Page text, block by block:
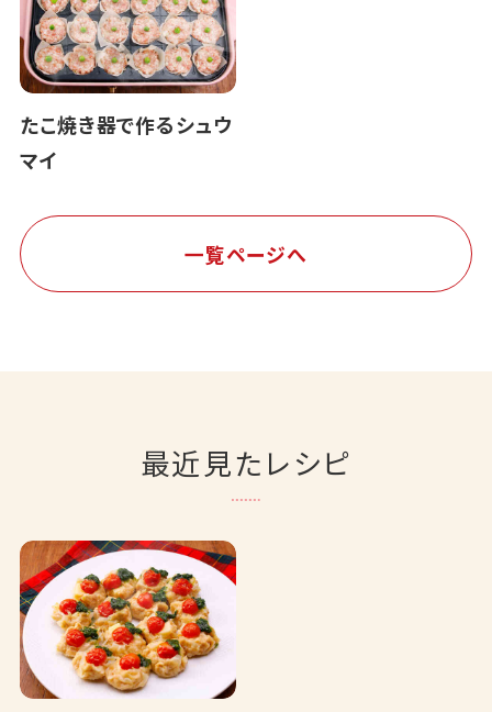
たこ焼き器で作るシュウ
マイ
一覧ページへ
最近見たレシピ